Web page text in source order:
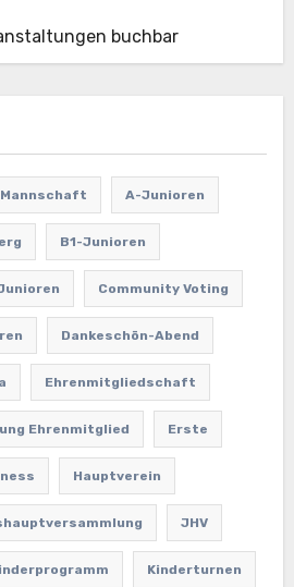
buchbar
A-Junioren
B1-Junioren
Community Voting
Dankeschön-Abend
Ehrenmitgliedschaft
Ehrenmitglied Erste
Hauptverein
JHV
Kinderturnen